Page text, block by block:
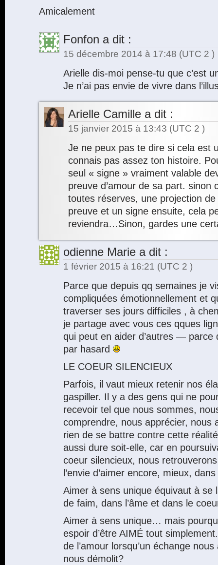
Amicalement
Fonfon a dit :
15 décembre 2014 à 17:48 (UTC 2 )
Arielle dis-moi pense-tu que c’est
Je n’ai pas envie de vivre dans
Arielle Camille a dit :
15 janvier 2015 à 13:43 (UTC 2 )
Je ne peux pas te dire si cela est
connais pas assez ton histoire.
seul « signe » vraiment valable
preuve d’amour de sa part. sinon
toutes réserves, une projection
preuve et un signe ensuite, cela
reviendra…Sinon, gardes une
odienne Marie a dit :
1 février 2015 à 16:21 (UTC 2 )
Parce que depuis qq semaines je
compliquées émotionnellement et
traverser ses jours difficiles , à
je partage avec vous ces qques
qui peut en aider d’autres — parce
par hasard
LE COEUR SILENCIEUX
Parfois, il vaut mieux retenir nos
gaspiller. Il y a des gens qui ne
recevoir tel que nous sommes,
comprendre, nous apprécier,
rien de se battre contre cette
aussi dure soit-elle, car en
coeur silencieux, nous
l’envie d’aimer encore, mieux,
Aimer à sens unique équivaut à se
de faim, dans l’âme et dans le
Aimer à sens unique… mais
espoir d’être AIMÉ tout
de l’amour lorsqu’un échange
nous démolit?